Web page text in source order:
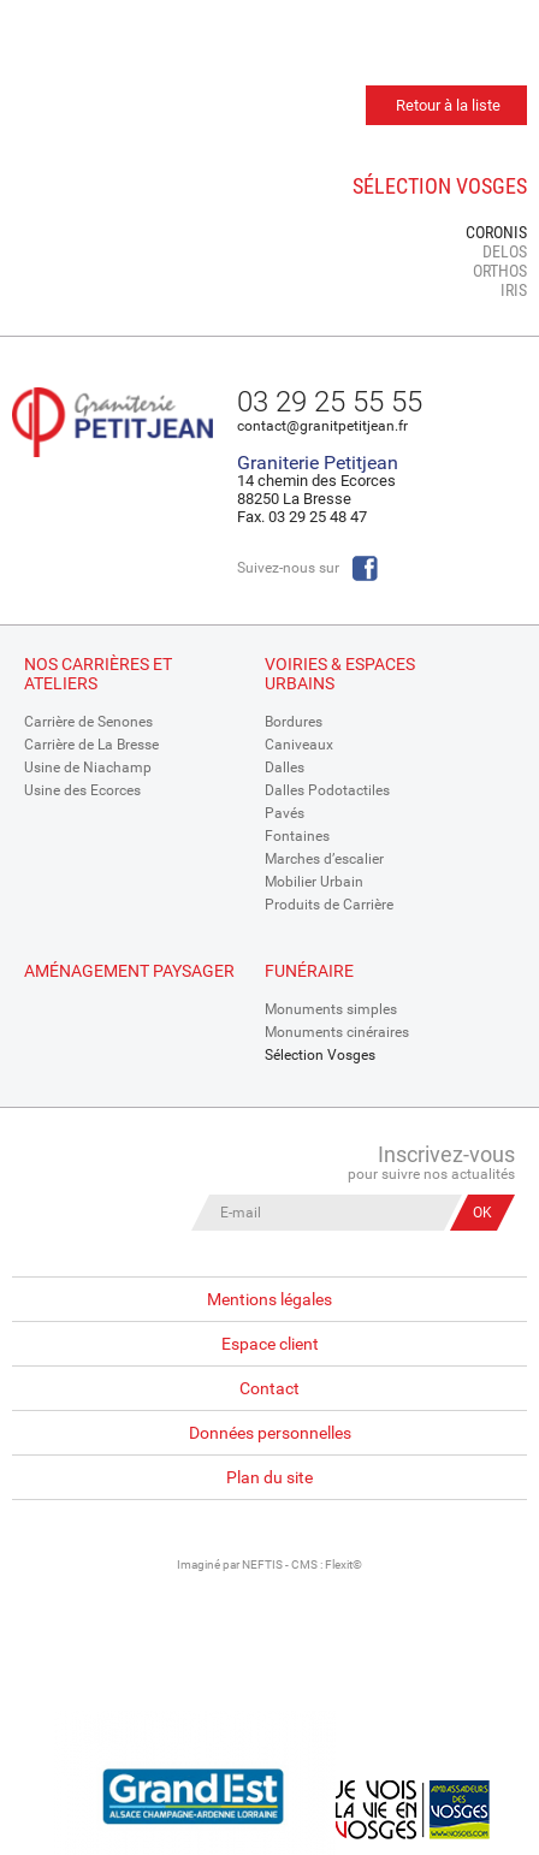
Retour à la liste
SÉLECTION VOSGES
CORONIS
DELOS
ORTHOS
IRIS
03 29 25 55 55
contact@granitpetitjean.fr
Graniterie Petitjean
14 chemin des Ecorces
88250 La Bresse
Fax. 03 29 25 48 47
Suivez-nous sur
NOS CARRIÈRES ET
ATELIERS
Carrière de Senones
Carrière de La Bresse
Usine de Niachamp
Usine des Ecorces
VOIRIES & ESPACES
URBAINS
Bordures
Caniveaux
Dalles
Dalles Podotactiles
Pavés
Fontaines
Marches d’escalier
Mobilier Urbain
Produits de Carrière
AMÉNAGEMENT PAYSAGER FUNÉRAIRE
Monuments simples
Monuments cinéraires
Sélection Vosges
Inscrivez-vous
pour suivre nos actualités
Mentions légales
Espace client
Contact
Données personnelles
Plan du site
Imaginé parNEFTIS- CMS : Flexit©